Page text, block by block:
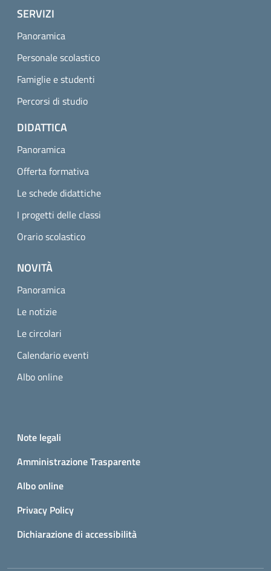
SERVIZI
Panoramica
Personale scolastico
Famiglie e studenti
Percorsi di studio
DIDATTICA
Panoramica
Offerta formativa
Le schede didattiche
I progetti delle classi
Orario scolastico
NOVITÀ
Panoramica
Le notizie
Le circolari
Calendario eventi
Albo online
Small prints
Note legali
Amministrazione Trasparente
Albo online
Privacy Policy
Dichiarazione di accessibilità